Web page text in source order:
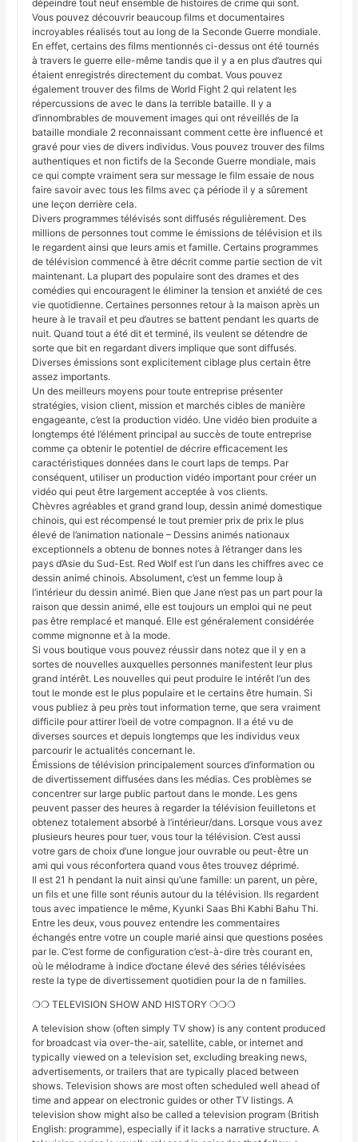
dépeindre tout neuf ensemble de histoires de crime qui sont.
Vous pouvez découvrir beaucoup films et documentaires
incroyables réalisés tout au long de la Seconde Guerre mondiale.
En effet, certains des films mentionnés ci-dessus ont été tournés
à travers le guerre elle-même tandis que il y a en plus d’autres qui
étaient enregistrés directement du combat. Vous pouvez
également trouver des films de World Fight 2 qui relatent les
répercussions de avec le dans la terrible bataille. Il y a
d’innombrables de mouvement images qui ont réveillés de la
bataille mondiale 2 reconnaissant comment cette ère influencé et
gravé pour vies de divers individus. Vous pouvez trouver des films
authentiques et non fictifs de la Seconde Guerre mondiale, mais
ce qui compte vraiment sera sur message le film essaie de nous
faire savoir avec tous les films avec ça période il y a sûrement
une leçon derrière cela.
Divers programmes télévisés sont diffusés régulièrement. Des
millions de personnes tout comme le émissions de télévision et ils
le regardent ainsi que leurs amis et famille. Certains programmes
de télévision commencé à être décrit comme partie section de vit
maintenant. La plupart des populaire sont des drames et des
comédies qui encouragent le éliminer la tension et anxiété de ces
vie quotidienne. Certaines personnes retour à la maison après un
heure à le travail et peu d’autres se battent pendant les quarts de
nuit. Quand tout a été dit et terminé, ils veulent se détendre de
sorte que bit en regardant divers implique que sont diffusés.
Diverses émissions sont explicitement ciblage plus certain être
assez importants.
Un des meilleurs moyens pour toute entreprise présenter
stratégies, vision client, mission et marchés cibles de manière
engageante, c’est la production vidéo. Une vidéo bien produite a
longtemps été l’élément principal au succès de toute entreprise
comme ça obtenir le potentiel de décrire efficacement les
caractéristiques données dans le court laps de temps. Par
conséquent, utiliser un production vidéo important pour créer un
vidéo qui peut être largement acceptée à vos clients.
Chèvres agréables et grand grand loup, dessin animé domestique
chinois, qui est récompensé le tout premier prix de prix le plus
élevé de l’animation nationale – Dessins animés nationaux
exceptionnels a obtenu de bonnes notes à l’étranger dans les
pays d’Asie du Sud-Est. Red Wolf est l’un dans les chiffres avec ce
dessin animé chinois. Absolument, c’est un femme loup à
l’intérieur du dessin animé. Bien que Jane n’est pas un part pour la
raison que dessin animé, elle est toujours un emploi qui ne peut
pas être remplacé et manqué. Elle est généralement considérée
comme mignonne et à la mode.
Si vous boutique vous pouvez réussir dans notez que il y en a
sortes de nouvelles auxquelles personnes manifestent leur plus
grand intérêt. Les nouvelles qui peut produire le intérêt l’un des
tout le monde est le plus populaire et le certains être humain. Si
vous publiez à peu près tout information terne, que sera vraiment
difficile pour attirer l’oeil de votre compagnon. Il a été vu de
diverses sources et depuis longtemps que les individus veux
parcourir le actualités concernant le.
Émissions de télévision principalement sources d’information ou
de divertissement diffusées dans les médias. Ces problèmes se
concentrer sur large public partout dans le monde. Les gens
peuvent passer des heures à regarder la télévision feuilletons et
obtenez totalement absorbé à l’intérieur/dans. Lorsque vous avez
plusieurs heures pour tuer, vous tour la télévision. C’est aussi
votre gars de choix d’une longue jour ouvrable ou peut-être un
ami qui vous réconfortera quand vous êtes trouvez déprimé.
Il est 21 h pendant la nuit ainsi qu’une famille: un parent, un père,
un fils et une fille sont réunis autour du la télévision. Ils regardent
tous avec impatience le même, Kyunki Saas Bhi Kabhi Bahu Thi.
Entre les deux, vous pouvez entendre les commentaires
échangés entre votre un couple marié ainsi que questions posées
par le. C’est forme de configuration c’est-à-dire très courant en,
où le mélodrame à indice d’octane élevé des séries télévisées
reste la type de divertissement quotidien pour la de n familles.
❍❍ TELEVISION SHOW AND HISTORY ❍❍❍
A television show (often simply TV show) is any content produced
for broadcast via over-the-air, satellite, cable, or internet and
typically viewed on a television set, excluding breaking news,
advertisements, or trailers that are typically placed between
shows. Television shows are most often scheduled well ahead of
time and appear on electronic guides or other TV listings. A
television show might also be called a television program (British
English: programme), especially if it lacks a narrative structure. A